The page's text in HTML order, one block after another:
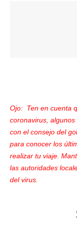
Ojo: Ten en cuenta
coronavirus,
con el consejo del
para conocer los
realizar tu viaje.
las autoridades
del virus.